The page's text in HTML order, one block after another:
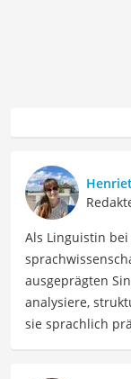
Als Linguistin
ausgeprägten
analysiere,
sie sprachlich